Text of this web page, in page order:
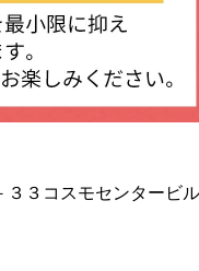
３３コスモセンタービ